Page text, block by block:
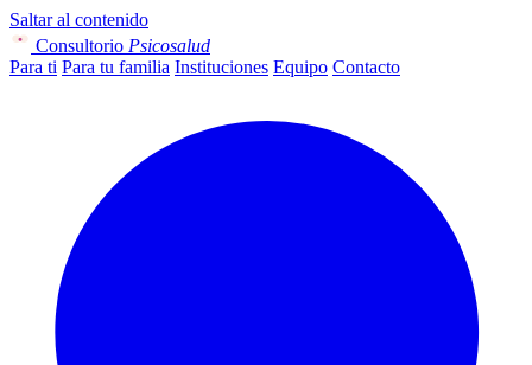
Saltar al contenido
Consultorio Psicosalud
Para ti Para tu familia Instituciones Equipo Contacto